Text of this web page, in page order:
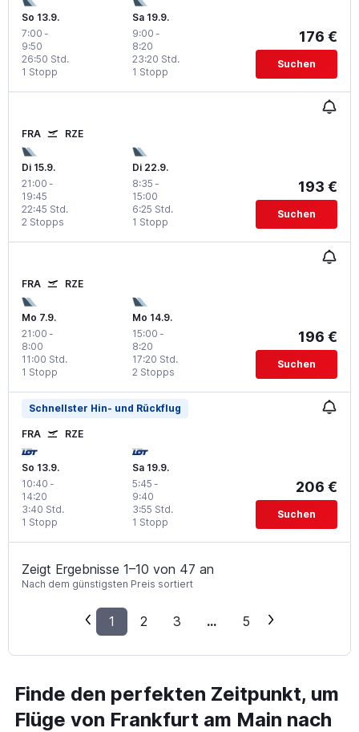
So 13.9.
7:00 -
9:50
1 Stopp
26:50 Std.
Sa 19.9.
9:00 -
8:20
1 Stopp
23:20 Std.
176 €
Suchen
FRA RZE
Di 15.9.
21:00 -
19:45
2 Stopps
22:45 Std.
Di 22.9.
8:35 -
15:00
1 Stopp
6:25 Std.
193 €
Suchen
FRA RZE
Mo 7.9.
21:00 -
8:00
1 Stopp
11:00 Std.
Mo 14.9.
15:00 -
8:20
2 Stopps
17:20 Std.
196 €
Suchen
Schnellster Hin- und Rückflug
FRA RZE
So 13.9.
10:40 -
14:20
1 Stopp
3:40 Std.
Sa 19.9.
5:45 -
9:40
1 Stopp
3:55 Std.
206 €
Suchen
Zeigt Ergebnisse 1–10 von 47 an
Nach dem günstigsten Preis sortiert
1 2 3 ... 5
Finde den perfekten Zeitpunkt, um
Flüge von Frankfurt am Main nach